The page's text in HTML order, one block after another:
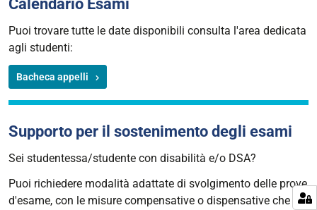
Calendario Esami
Puoi trovare tutte le date disponibili consulta l'area dedicata
agli studenti:
Bacheca appelli
Supporto per il sostenimento degli esami
Sei studentessa/studente con disabilità e/o DSA?
Puoi richiedere modalità adattate di svolgimento delle prove
d'esame, con le misure compensative o dispensative che ti